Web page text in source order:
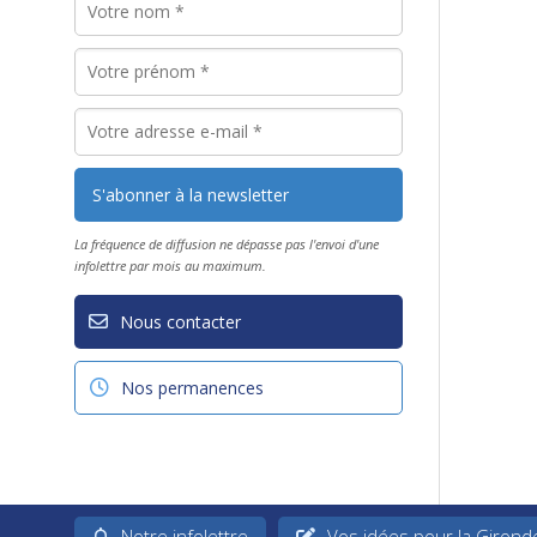
La fréquence de diffusion ne dépasse pas l'envoi d'une
infolettre par mois au maximum.
Nous contacter
Nos permanences